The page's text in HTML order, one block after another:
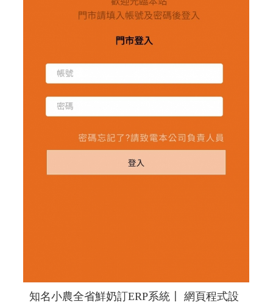
知名小農全省鮮奶訂ERP系統〡 網頁程式設